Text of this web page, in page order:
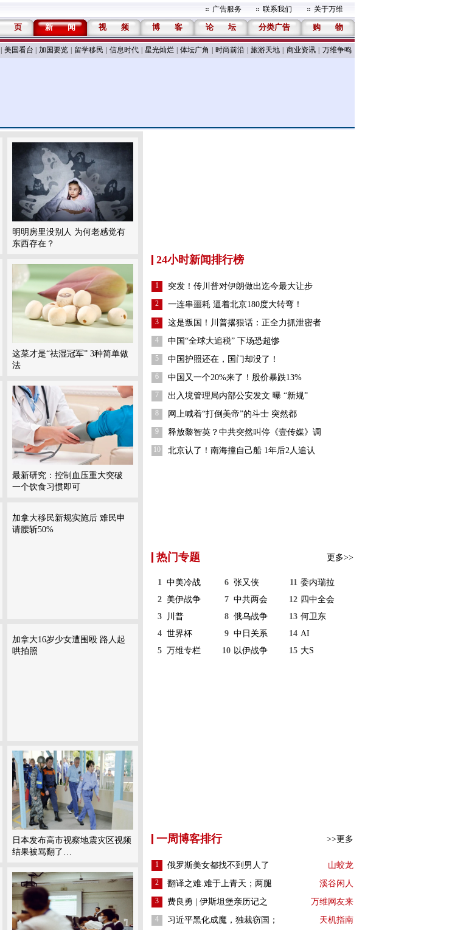
广告服务 联系我们 关于万维
页 新 闻 视 频 博 客 论 坛 分类广告 购 物
美国看台 加国要览 留学移民 信息时代 星光灿烂 体坛广角 时尚前沿 旅游天地 商业资讯 万维争鸣
明明房里没别人 为何老感觉有
东西存在？
这菜才是“祛湿冠军” 3种简单做
法
最新研究：控制血压重大突破
一个饮食习惯即可
加拿大移民新规实施后 难民申
请腰斩50%
加拿大16岁少女遭围殴 路人起
哄拍照
日本发布高市视察地震灾区视频
结果被骂翻了…
24小时新闻排行榜
1 突发！传川普对伊朗做出迄今最大让步
2 一连串噩耗 逼着北京180度大转弯！
3 这是叛国！川普撂狠话：正全力抓泄密者
4 中国“全球大追税” 下场恐超惨
5 中国护照还在，国门却没了！
6 中国又一个20%来了！股价暴跌13%
7 出入境管理局内部公安发文 曝 “新规”
8 网上喊着“打倒美帝”的斗士 突然都
9 释放黎智英？中共突然叫停《壹传媒》调
10 北京认了！南海撞自己船 1年后2人追认
热门专题 更多>>
1 中美冷战
2
美伊战争
3
川普
4 世界杯
5 万维专栏
6 张又侠
7 中共两会
8 俄乌战争
9 中日关系
10 以伊战争
11 委内瑞拉
12 四中全会
13 何卫东
14 AI
15 大S
一周博客排行 >>更多
1 俄罗斯美女都找不到男人了 山蛟龙
2 翻译之难.难于上青天；两腿 溪谷闲人
3 费良勇 | 伊斯坦堡亲历记之 万维网友来
4 习近平黑化成魔，独裁窃国； 天机指南